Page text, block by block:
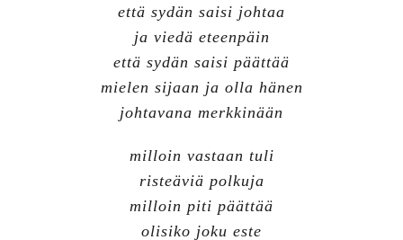
että sydän saisi johtaa
ja viedä eteenpäin
että sydän saisi päättää
mielen sijaan ja olla hänen
johtavana merkkinään
milloin vastaan tuli
risteäviä polkuja
milloin piti päättää
olisiko joku este